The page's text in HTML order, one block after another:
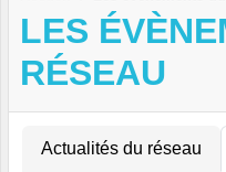
LES
RÉSEAU
Actualités du réseau